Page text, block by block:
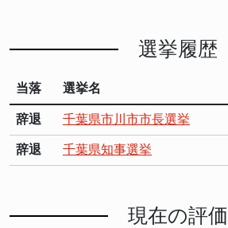
選挙履歴
当落 選挙名
辞退 千葉県市川市市長選挙
辞退
千葉県知事選挙
現在の評価